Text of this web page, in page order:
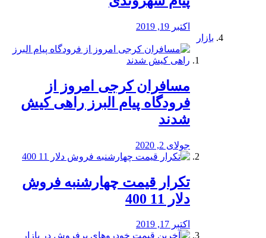
اکتبر 19, 2019
بازار
مسافران کرجی امروز از
فرودگاه پیام البرز راهی کیش
شدند
جولای 2, 2020
تکرار قیمت چهارشنبه فروش
دلار 11 400
اکتبر 17, 2019